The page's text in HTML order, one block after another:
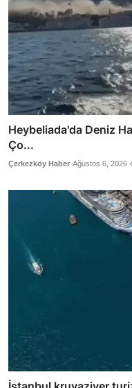
Heybeliada'da Deniz
Ço...
Çerkezköy Haber Ağustos 6, 2026